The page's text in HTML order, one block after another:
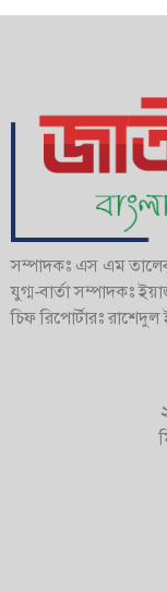
সম্পাদকঃ এস এম
যুগ্ম-বার্তা সম্পাদকঃ
চিফ রিপোর্টারঃ